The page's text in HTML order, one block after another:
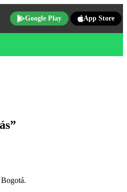
Google Play App Store